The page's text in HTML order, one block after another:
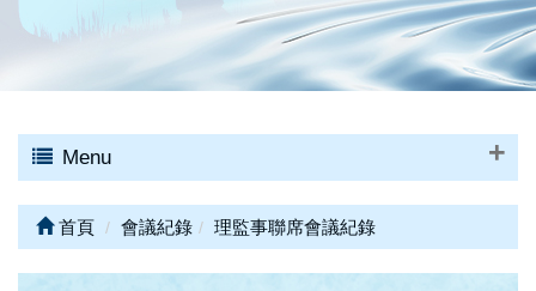
Menu
首頁 會議紀錄 理監事聯席會議紀錄